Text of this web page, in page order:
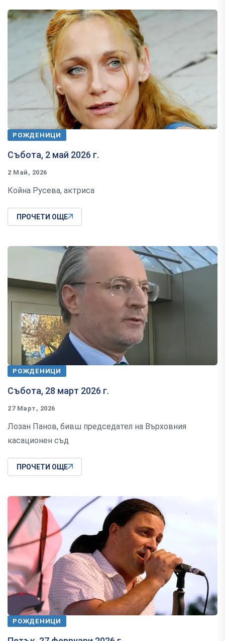
РОЖДЕНИЦИ
Събота, 2 май 2026 г.
2 Май, 2026
Койна Русева, актриса
ПРОЧЕТИ ОЩЕ
РОЖДЕНИЦИ
Събота, 28 март 2026 г.
27 Март, 2026
Лозан Панов, бивш председател на Върховния
касационен съд
ПРОЧЕТИ ОЩЕ
РОЖДЕНИЦИ